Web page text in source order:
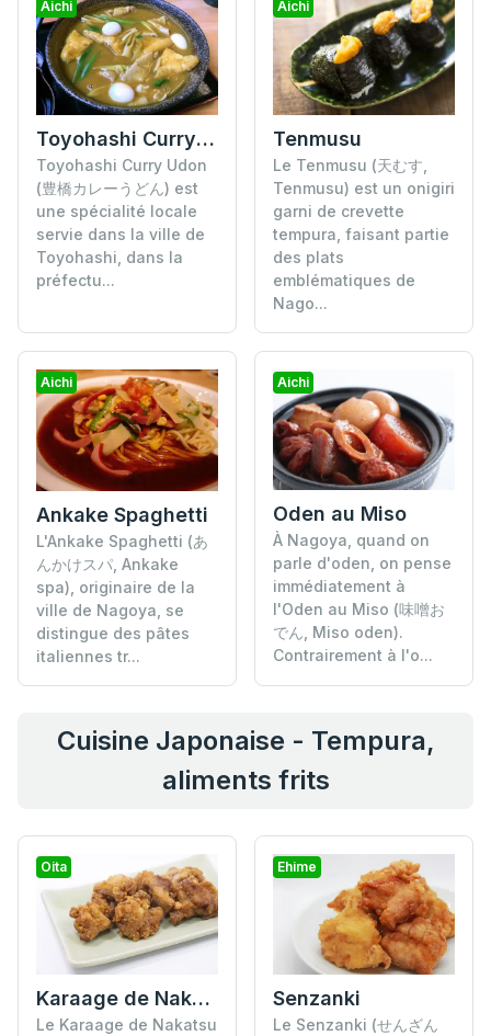
Aichi
Toyohashi Curry Udon
Toyohashi Curry Udon
(豊橋カレーうどん) est
une spécialité locale
servie dans la ville de
Toyohashi, dans la
préfectu...
Aichi
Tenmusu
Le Tenmusu (天むす,
Tenmusu) est un onigiri
garni de crevette
tempura, faisant partie
des plats
emblématiques de
Nago...
Aichi
Ankake Spaghetti
L'Ankake Spaghetti (あ
んかけスパ, Ankake
spa), originaire de la
ville de Nagoya, se
distingue des pâtes
italiennes tr...
Aichi
Oden au Miso
À Nagoya, quand on
parle d'oden, on pense
immédiatement à
l'Oden au Miso (味噌お
でん, Miso oden).
Contrairement à l'o...
Cuisine Japonaise - Tempura,
aliments frits
Oita
Karaage de Nakatsu
Le Karaage de Nakatsu
Ehime
Senzanki
Le Senzanki (せんざん